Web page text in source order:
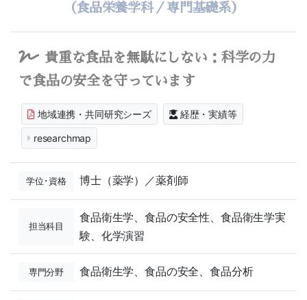
（食品栄養学科／専門基礎系）
貴重な食品を無駄にしない：科学の力
で食品の安全を守っています
地域連携・共同研究シーズ 経歴・実績等
researchmap
学位･資格 博士（薬学）／薬剤師
担当科目
食品衛生学、食品の安全性、食品衛生学実
験、化学演習
専門分野 食品衛生学、食品の安全、食品分析